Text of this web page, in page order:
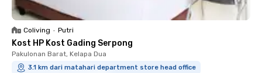
Coliving • Putri
Kost HP Kost Gading Serpong
Pakulonan Barat, Kelapa Dua
3.1 km dari matahari department store head office